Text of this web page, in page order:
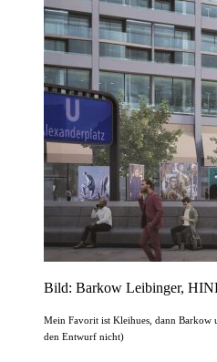
Bild: Barkow Leibinger,
Mein Favorit ist Kleihues, dann Barkow
den Entwurf nicht)